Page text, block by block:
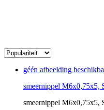
géén afbeelding
smeernippel M6x0,75x5,
smeernippel M6x0,75x5,